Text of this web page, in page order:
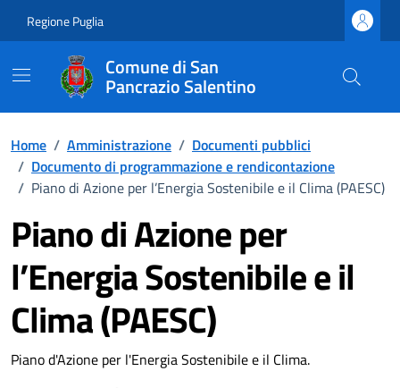
Regione Puglia
Comune di San
Pancrazio Salentino
Home / Amministrazione / Documenti pubblici
/ Documento di programmazione e rendicontazione
/ Piano di Azione per l’Energia Sostenibile e il Clima (PAESC)
Piano di Azione per
l’Energia Sostenibile e il
Clima (PAESC)
Dettagli del documento
Piano d'Azione per l'Energia Sostenibile e il Clima.